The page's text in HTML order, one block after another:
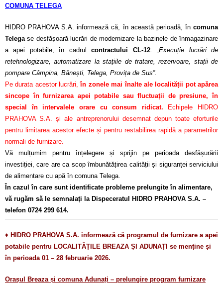
COMUNA TELEGA
HIDRO PRAHOVA S.A. informează că, în această perioadă, încomuna
Telegase desfășoară lucrări de modernizare la bazinele de înmagazinare
a apei potabile, în cadrulcontractului CL-12: „Execuție lucrări de
retehnologizare, automatizare la stațiile de tratare, rezervoare, stații de
pompare Câmpina, Bănești, Telega, Provița de Sus”.
Pe durata acestor lucrări,în zonele mai înalte ale localității pot apărea
sincope în furnizarea apei potabile sau fluctuații de presiune, în
special în intervalele orare cu consum ridicat.
Echipele HIDRO
PRAHOVA S.A. și ale antreprenorului desemnat depun toate eforturile
pentru limitarea acestor efecte și pentru restabilirea rapidă a parametrilor
normali de furnizare.
Vă mulțumim pentru înțelegere și sprijin pe perioada desfășurării
investiției, care are ca scop îmbunătățirea calității și siguranței serviciului
de alimentare cu apă în comuna Telega.
În cazul în care sunt identificate probleme prelungite în alimentare,
vă rugăm să le semnalați la Dispeceratul HIDRO PRAHOVA S.A. –
telefon 0724 299 614.
♦ HIDRO PRAHOVA S.A. informează că programul de furnizare a apei
potabile pentru LOCALITĂȚILE BREAZA ȘI ADUNAȚI se menține și
în perioada 01 – 28 februarie 2026.
Orașul Breaza și comuna Adunați – prelungire program furnizare